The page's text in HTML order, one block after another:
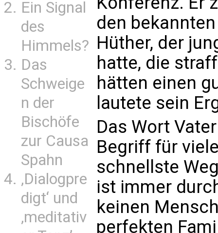
Ein Signal
des
Himmels?
Das
Schweige
n der
Bischöfe
zur Causa
Spahn
‚Dialogpre
digt‘ und
‚meditativ
den
Hüther, der
hatte, die
hätten einen
lautete sein
Das Wort
Begriff für
schnellste
ist immer
keinen
perfekten